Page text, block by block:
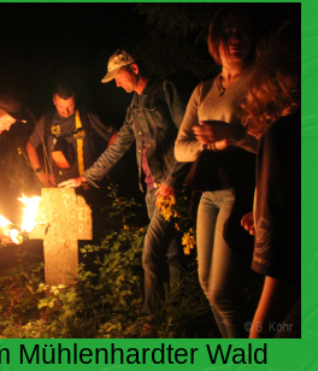
Mühlenhardter Wald